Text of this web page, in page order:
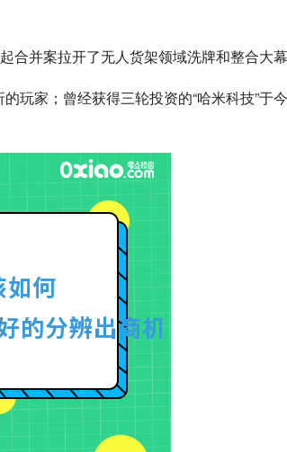
合并案拉开了无人货架领域洗牌和整合大
玩家；曾经获得三轮投资的“哈米科技”于